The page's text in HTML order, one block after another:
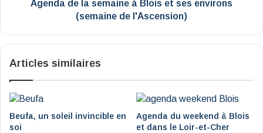
(semaineAgenda de la semaine à Blois et ses environs
(semaine de l'Ascension)
Articles similaires
Beufa, un soleil invincible en
soi
Agenda du weekend à Blois
et dans le Loir-et-Cher